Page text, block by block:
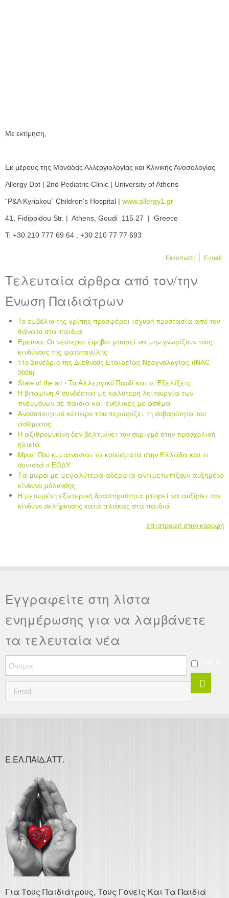
Με εκτίμηση,
Εκ μέρους της Μονάδας Αλλεργιολογίας και Κλινικής Ανοσολογίας
Allergy Dpt | 2nd Pediatric Clinic | University of Athens
“P&A Kyriakou” Children’s Hospital | www.allergy1.gr
41, Fidippidou Str. | Athens, Goudi 115 27 | Greece
T: +30 210 777 69 64 , +30 210 77 77 693
Εκτύπωση E-mail
Τελευταία άρθρα από τον/την
Ένωση Παιδιάτρων
Το εμβόλιο της γρίπης προσφέρει ισχυρή προστασία από τον
θάνατο στα παιδιά
Έρευνα: Οι νεότεροι έφηβοι μπορεί να μην γνωρίζουν τους
κινδύνους της φαιντανύλης
11ο Συνέδριο της Διεθνούς Εταιρείας Νεογνολογίας (INAC
2026)
State of the art - Το Αλλεργικό Παιδί και οι Eξελίξεις
Η βιταμίνη Α συνδέεται με καλύτερη λειτουργία των
πνευμόνων σε παιδιά και ενήλικες με άσθμα
Ανοσοποιητικό κύτταρο που περιορίζει τη σοβαρότητα του
άσθματος
Η αζιθρομυκίνη δεν βελτιώνει τον συριγμό στην προσχολική
ηλικία
Mpox: Πού κυμαίνονται τα κρούσματα στην Ελλάδα και τι
συνιστά ο ΕΟΔΥ
Τα μωρά με μεγαλύτερα αδέρφια αντιμετωπίζουν αυξημένο
κίνδυνο μόλυνσης
Η μειωμένη εξωτερική δραστηριότητα μπορεί να αυξήσει τον
κίνδυνο σκλήρυνσης κατά πλάκας στα παιδιά
επιστροφή στην κορυφή
Εγγραφείτε στη λίστα
ενημέρωσης για να λαμβάνετε
τα τελευταία νέα
Γονείς
Ε.ΕΛ.ΠΑΙΔ.ΑΤΤ.
Για Τους Παιδιάτρους, Τους Γονείς Και Τα Παιδιά